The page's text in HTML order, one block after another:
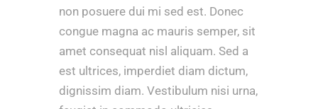
non posuere dui mi sed est. Donec
congue magna ac mauris semper, sit
amet consequat nisl aliquam. Sed a
est ultrices, imperdiet diam dictum,
dignissim diam. Vestibulum nisi urna,